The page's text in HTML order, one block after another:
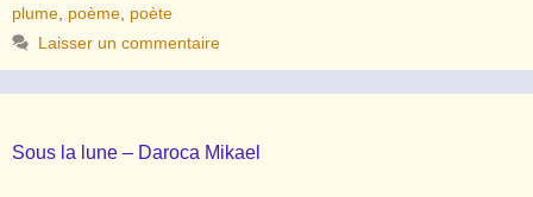
plume poème poète
Laisser un commentaire
Sous la lune – Daroca Mikael